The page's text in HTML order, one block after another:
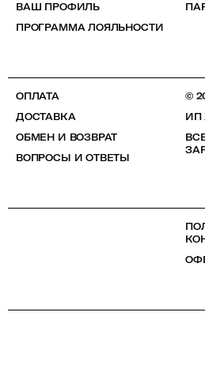
ВАШ ПРОФИЛЬ
ПРОГРАММА ЛОЯЛЬНОСТИ
ОПЛАТА
ДОСТАВКА
ОБМЕН И ВОЗВРАТ
ВОПРОСЫ И ОТВЕТЫ
©
ИП